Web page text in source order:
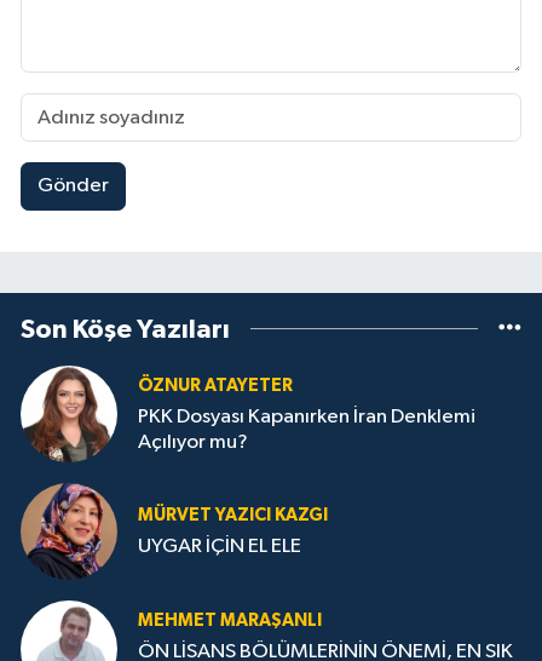
Gönder
Son Köşe Yazıları
ÖZNUR ATAYETER
PKK Dosyası Kapanırken İran Denklemi
Açılıyor mu?
MÜRVET YAZICI KAZGI
UYGAR İÇİN EL ELE
MEHMET MARAŞANLI
ÖN LİSANS BÖLÜMLERİNİN ÖNEMİ, EN SIK